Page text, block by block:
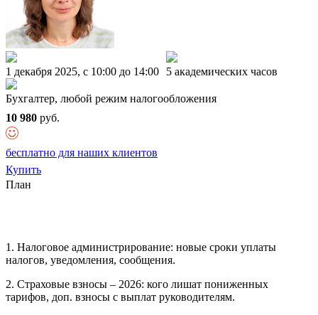
1 декабря 2025, c 10:00 до 14:00 5 академических часов
Бухгалтер, любой режим налогообложения
10 980 руб.
бесплатно для наших клиентов
Купить
План
1. Налоговое администрирование: новые сроки уплаты
налогов, уведомления, сообщения.
2. Страховые взносы – 2026: кого лишат пониженных
тарифов, доп. взносы с выплат руководителям.